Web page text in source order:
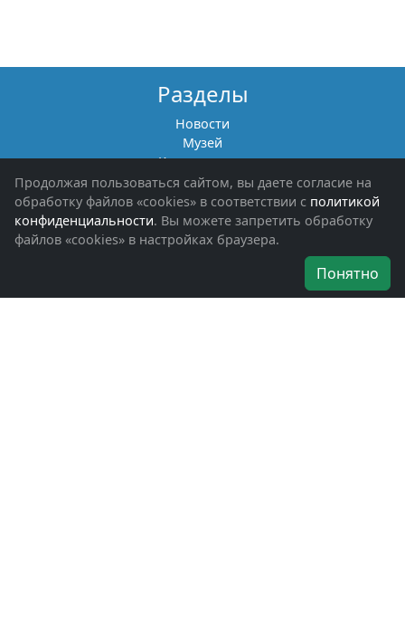
Разделы
Новости
Музей
Книги памяти
Фотоальбомы
Обращения граждан
Помощь участникам СВО и их семьям
Об организации
Наши награды
Продолжая пользоваться сайтом, вы даете согласие на
обработку файлов «cookies» в соответствии с политикой
конфиденциальности. Вы можете запретить обработку
файлов «cookies» в настройках браузера.
Понятно